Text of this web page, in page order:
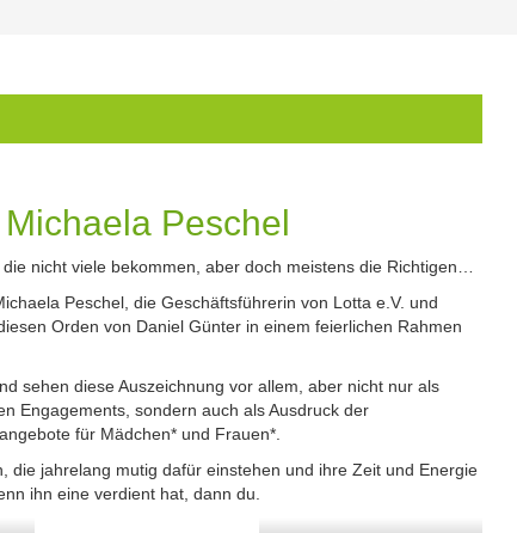
Peschel
nicht viele bekommen, aber doch meistens die Richtigen…
Peschel, die Geschäftsführerin von Lotta e.V. und
Orden von Daniel Günter in einem feierlichen Rahmen
sehen diese Auszeichnung vor allem, aber nicht nur als
Engagements, sondern auch als Ausdruck der
für Mädchen* und Frauen*.
die jahrelang mutig dafür einstehen und ihre Zeit und Energie
ihn eine verdient hat, dann du.